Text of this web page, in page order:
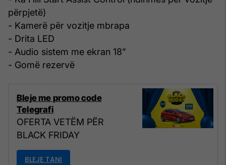
përpjetë)
- Kamerë për vozitje mbrapa
- Drita LED
- Audio sistem me ekran 18”
- Gomë rezervë
Bleje me promo code
Telegrafi
OFERTA VETËM PËR
BLACK FRIDAY
BLEJE TANI